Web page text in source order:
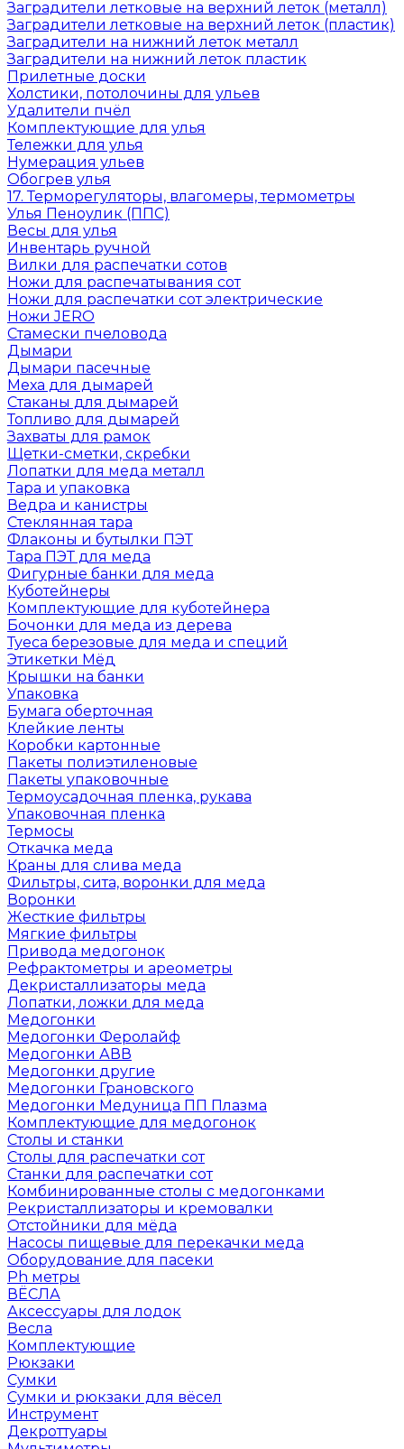
Заградители летковые на верхний леток (металл)
Заградители летковые на верхний леток (пластик)
Заградители на нижний леток металл
Заградители на нижний леток пластик
Прилетные доски
Холстики, потолочины для ульев
Удалители пчёл
Комплектующие для улья
Тележки для улья
Нумерация ульев
Обогрев улья
17. Терморегуляторы, влагомеры, термометры
Улья Пеноулик (ППС)
Весы для улья
Инвентарь ручной
Вилки для распечатки сотов
Ножи для распечатывания сот
Ножи для распечатки сот электрические
Ножи JERO
Стамески пчеловода
Дымари
Дымари пасечные
Меха для дымарей
Стаканы для дымарей
Топливо для дымарей
Захваты для рамок
Щетки-сметки, скребки
Лопатки для меда металл
Тара и упаковка
Ведра и канистры
Стеклянная тара
Флаконы и бутылки ПЭТ
Тара ПЭТ для меда
Фигурные банки для меда
Куботейнеры
Комплектующие для куботейнера
Бочонки для меда из дерева
Туеса березовые для меда и специй
Этикетки Мёд
Крышки на банки
Упаковка
Бумага оберточная
Клейкие ленты
Коробки картонные
Пакеты полиэтиленовые
Пакеты упаковочные
Термоусадочная пленка, рукава
Упаковочная пленка
Термосы
Откачка меда
Краны для слива меда
Фильтры, сита, воронки для меда
Воронки
Жесткие фильтры
Мягкие фильтры
Привода медогонок
Рефрактометры и ареометры
Декристаллизаторы меда
Лопатки, ложки для меда
Медогонки
Медогонки Феролайф
Медогонки АВВ
Медогонки другие
Медогонки Грановского
Медогонки Медуница ПП Плазма
Комплектующие для медогонок
Столы и станки
Столы для распечатки сот
Станки для распечатки сот
Комбинированные столы с медогонками
Рекристаллизаторы и кремовалки
Отстойники для мёда
Насосы пищевые для перекачки меда
Оборудование для пасеки
Ph метры
ВЁСЛА
Аксессуары для лодок
Весла
Комплектующие
Рюкзаки
Сумки
Сумки и рюкзаки для вёсел
Инструмент
Декроттуары